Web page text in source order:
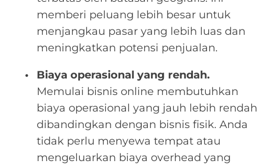
memberi peluang lebih besar untuk
menjangkau pasar yang lebih luas dan
meningkatkan potensi penjualan.
Biaya operasional yang rendah.
Memulai bisnis online membutuhkan
biaya operasional yang jauh lebih rendah
dibandingkan dengan bisnis fisik. Anda
tidak perlu menyewa tempat atau
mengeluarkan biaya overhead yang